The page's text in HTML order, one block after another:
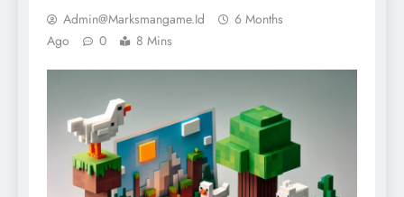
Admin@marksmangame.id
6 Months
Ago
0 8 Mins